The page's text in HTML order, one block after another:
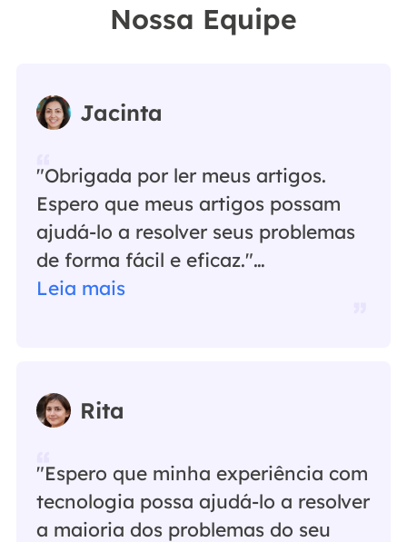
Nossa Equipe
Jacinta
"Obrigada por ler meus artigos.
Espero que meus artigos possam
ajudá-lo a resolver seus problemas
de forma fácil e eficaz."…
Leia mais
Rita
"Espero que minha experiência com
tecnologia possa ajudá-lo a resolver
a maioria dos problemas do seu